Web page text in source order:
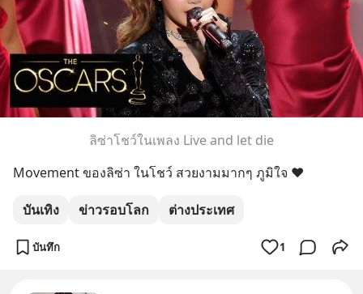
ลิซ่าโชว์ในเพลง Live and let die
Movement ของลิซ่า ในโชว์ สวยงามมากๆ ภูมิใจ ❤️
บันเทิง ข่าวรอบโลก ต่างประเทศ
บันทึก 1